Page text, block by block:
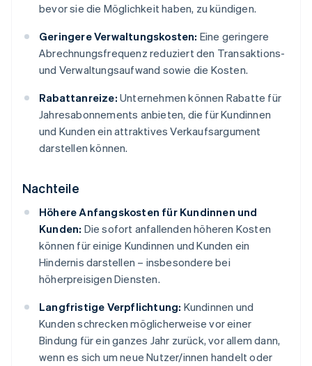
bevor sie die Möglichkeit haben, zu kündigen.
Geringere Verwaltungskosten: Eine geringere
Abrechnungsfrequenz reduziert den Transaktions-
und Verwaltungsaufwand sowie die Kosten.
Rabattanreize: Unternehmen können Rabatte für
Jahresabonnements anbieten, die für Kundinnen
und Kunden ein attraktives Verkaufsargument
darstellen können.
Nachteile
Höhere Anfangskosten für Kundinnen und
Kunden: Die sofort anfallenden höheren Kosten
können für einige Kundinnen und Kunden ein
Hindernis darstellen – insbesondere bei
höherpreisigen Diensten.
Langfristige Verpflichtung: Kundinnen und
Kunden schrecken möglicherweise vor einer
Bindung für ein ganzes Jahr zurück, vor allem dann,
wenn es sich um neue Nutzer/innen handelt oder